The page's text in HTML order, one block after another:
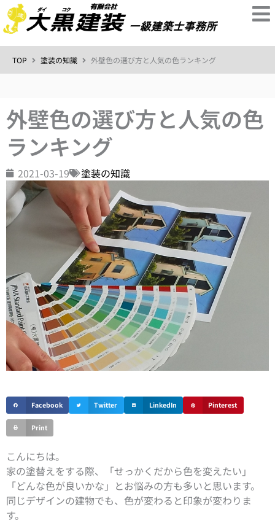
内
容
を
ス
TOP 塗装の知識 外壁色の選び方と人気の色ランキング
外壁色の選び方と人気の色
ランキング
2021-03-19 塗装の知識
Facebook Twitter LinkedIn Pinterest
Print
こんにちは。
家の塗替えをする際、「せっかくだから色を変えたい」
「どんな色が良いかな」とお悩みの方も多いと思います。
同じデザインの建物でも、色が変わると印象が変わりま
す。